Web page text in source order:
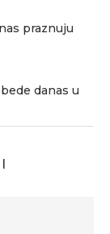
praznuju
danas u